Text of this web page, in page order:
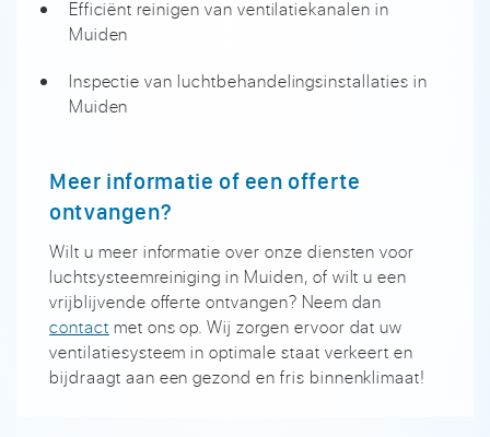
Efficiënt reinigen van ventilatiekanalen in
Muiden
Inspectie van luchtbehandelingsinstallaties in
Muiden
Meer informatie of een offerte
ontvangen?
Wilt u meer informatie over onze diensten voor
luchtsysteemreiniging in Muiden, of wilt u een
vrijblijvende offerte ontvangen? Neem dan
contact met ons op. Wij zorgen ervoor dat uw
ventilatiesysteem in optimale staat verkeert en
bijdraagt aan een gezond en fris binnenklimaat!